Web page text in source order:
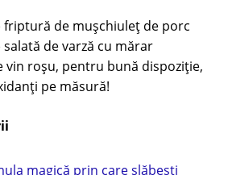
friptură de mușchiuleț de porc
de varză cu mărar
vin roșu, pentru bună dispoziţie,
pe măsură!
magică prin care slăbești